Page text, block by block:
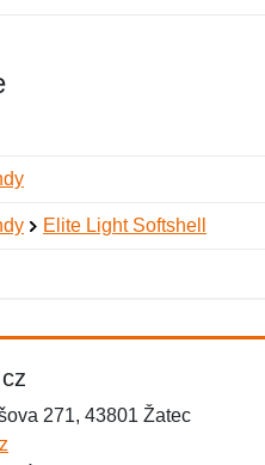
Elite Light Softshell
271, 43801 Žatec